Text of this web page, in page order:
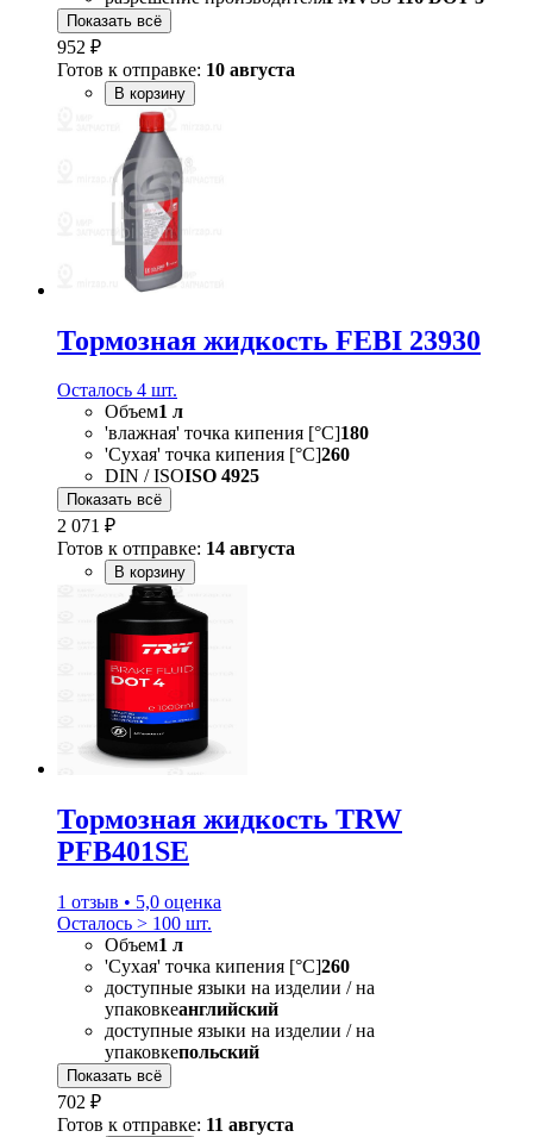
Показать всё
952 ₽
Готов к отправке: 10 августа
В корзину
Тормозная жидкость FEBI 23930
Осталось 4 шт.
Объем1 л
'влажная' точка кипения [°C]180
'Сухая' точка кипения [°C]260
DIN / ISOISO 4925
Показать всё
2 071 ₽
Готов к отправке: 14 августа
В корзину
Тормозная жидкость TRW
PFB401SE
1 отзыв • 5,0 оценка
Осталось > 100 шт.
Объем1 л
'Сухая' точка кипения [°C]260
доступные языки на изделии / на
упаковкеанглийский
доступные языки на изделии / на
упаковкепольский
Показать всё
702 ₽
Готов к отправке: 11 августа